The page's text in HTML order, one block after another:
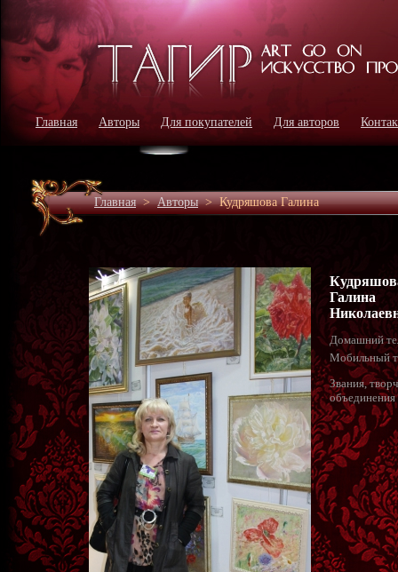
Главная Авторы Для покупателей Для авторов
Главная>Авторы>Кудряшова Галина
Галина
Домашний
Мобильный
Звания,
объединения